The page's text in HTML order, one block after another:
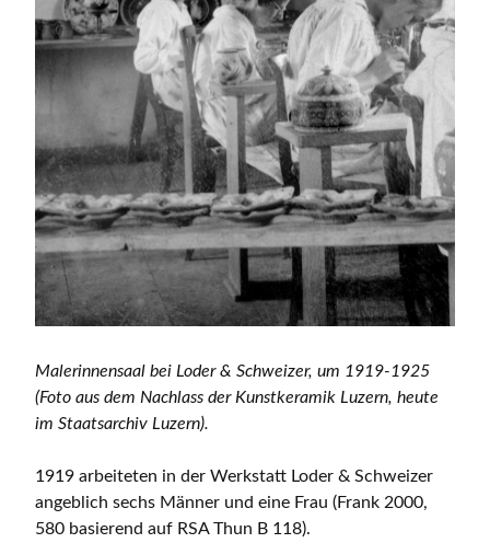
Malerinnensaal bei Loder & Schweizer, um 1919-1925
(Foto aus dem Nachlass der Kunstkeramik Luzern, heute
im Staatsarchiv Luzern).
1919 arbeiteten in der Werkstatt Loder & Schweizer
angeblich sechs Männer und eine Frau (Frank 2000,
580 basierend auf RSA Thun B 118).